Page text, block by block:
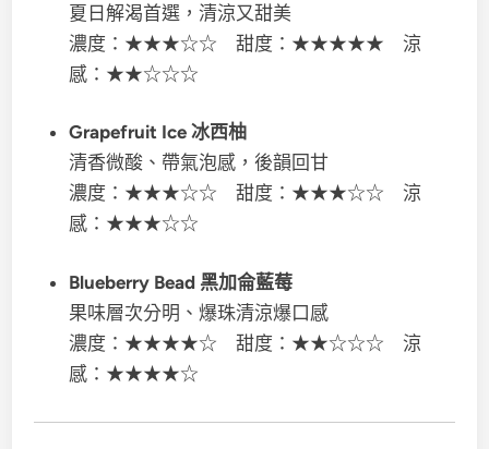
夏日解渴首選，清涼又甜美
濃度：★★★☆☆ 甜度：★★★★★ 涼
感：★★☆☆☆
Grapefruit Ice 冰西柚
清香微酸、帶氣泡感，後韻回甘
濃度：★★★☆☆ 甜度：★★★☆☆ 涼
感：★★★☆☆
Blueberry Bead 黑加侖藍莓
果味層次分明、爆珠清涼爆口感
濃度：★★★★☆ 甜度：★★☆☆☆ 涼
感：★★★★☆